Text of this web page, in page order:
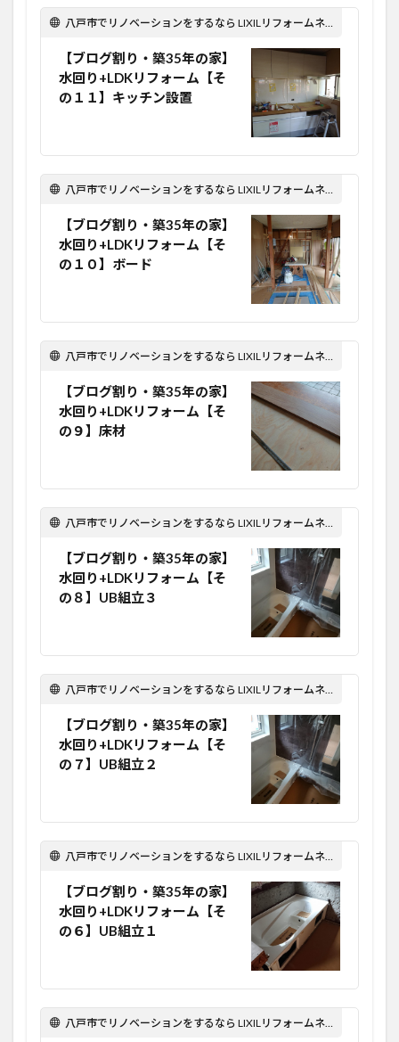
八戸市でリノベーションをするなら LIXILリフォームネット Optima Reform！
【ブログ割り・築35年の家】
水回り+LDKリフォーム【そ
の１１】キッチン設置
八戸市でリノベーションをするなら LIXILリフォームネット Optima Reform！
【ブログ割り・築35年の家】
水回り+LDKリフォーム【そ
の１０】ボード
八戸市でリノベーションをするなら LIXILリフォームネット Optima Reform！
【ブログ割り・築35年の家】
水回り+LDKリフォーム【そ
の９】床材
八戸市でリノベーションをするなら LIXILリフォームネット Optima Reform！
【ブログ割り・築35年の家】
水回り+LDKリフォーム【そ
の８】UB組立３
八戸市でリノベーションをするなら LIXILリフォームネット Optima Reform！
【ブログ割り・築35年の家】
水回り+LDKリフォーム【そ
の７】UB組立２
八戸市でリノベーションをするなら LIXILリフォームネット Optima Reform！
【ブログ割り・築35年の家】
水回り+LDKリフォーム【そ
の６】UB組立１
八戸市でリノベーションをするなら LIXILリフォームネット Optima Reform！